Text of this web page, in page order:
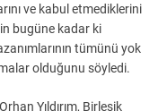
ve kabul etmediklerini
bugüne kadar ki
tümünü yok
olduğunu söyledi.
Yıldırım, Birleşik